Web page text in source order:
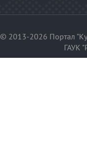
© 2013-2026 Портал
ГАУК